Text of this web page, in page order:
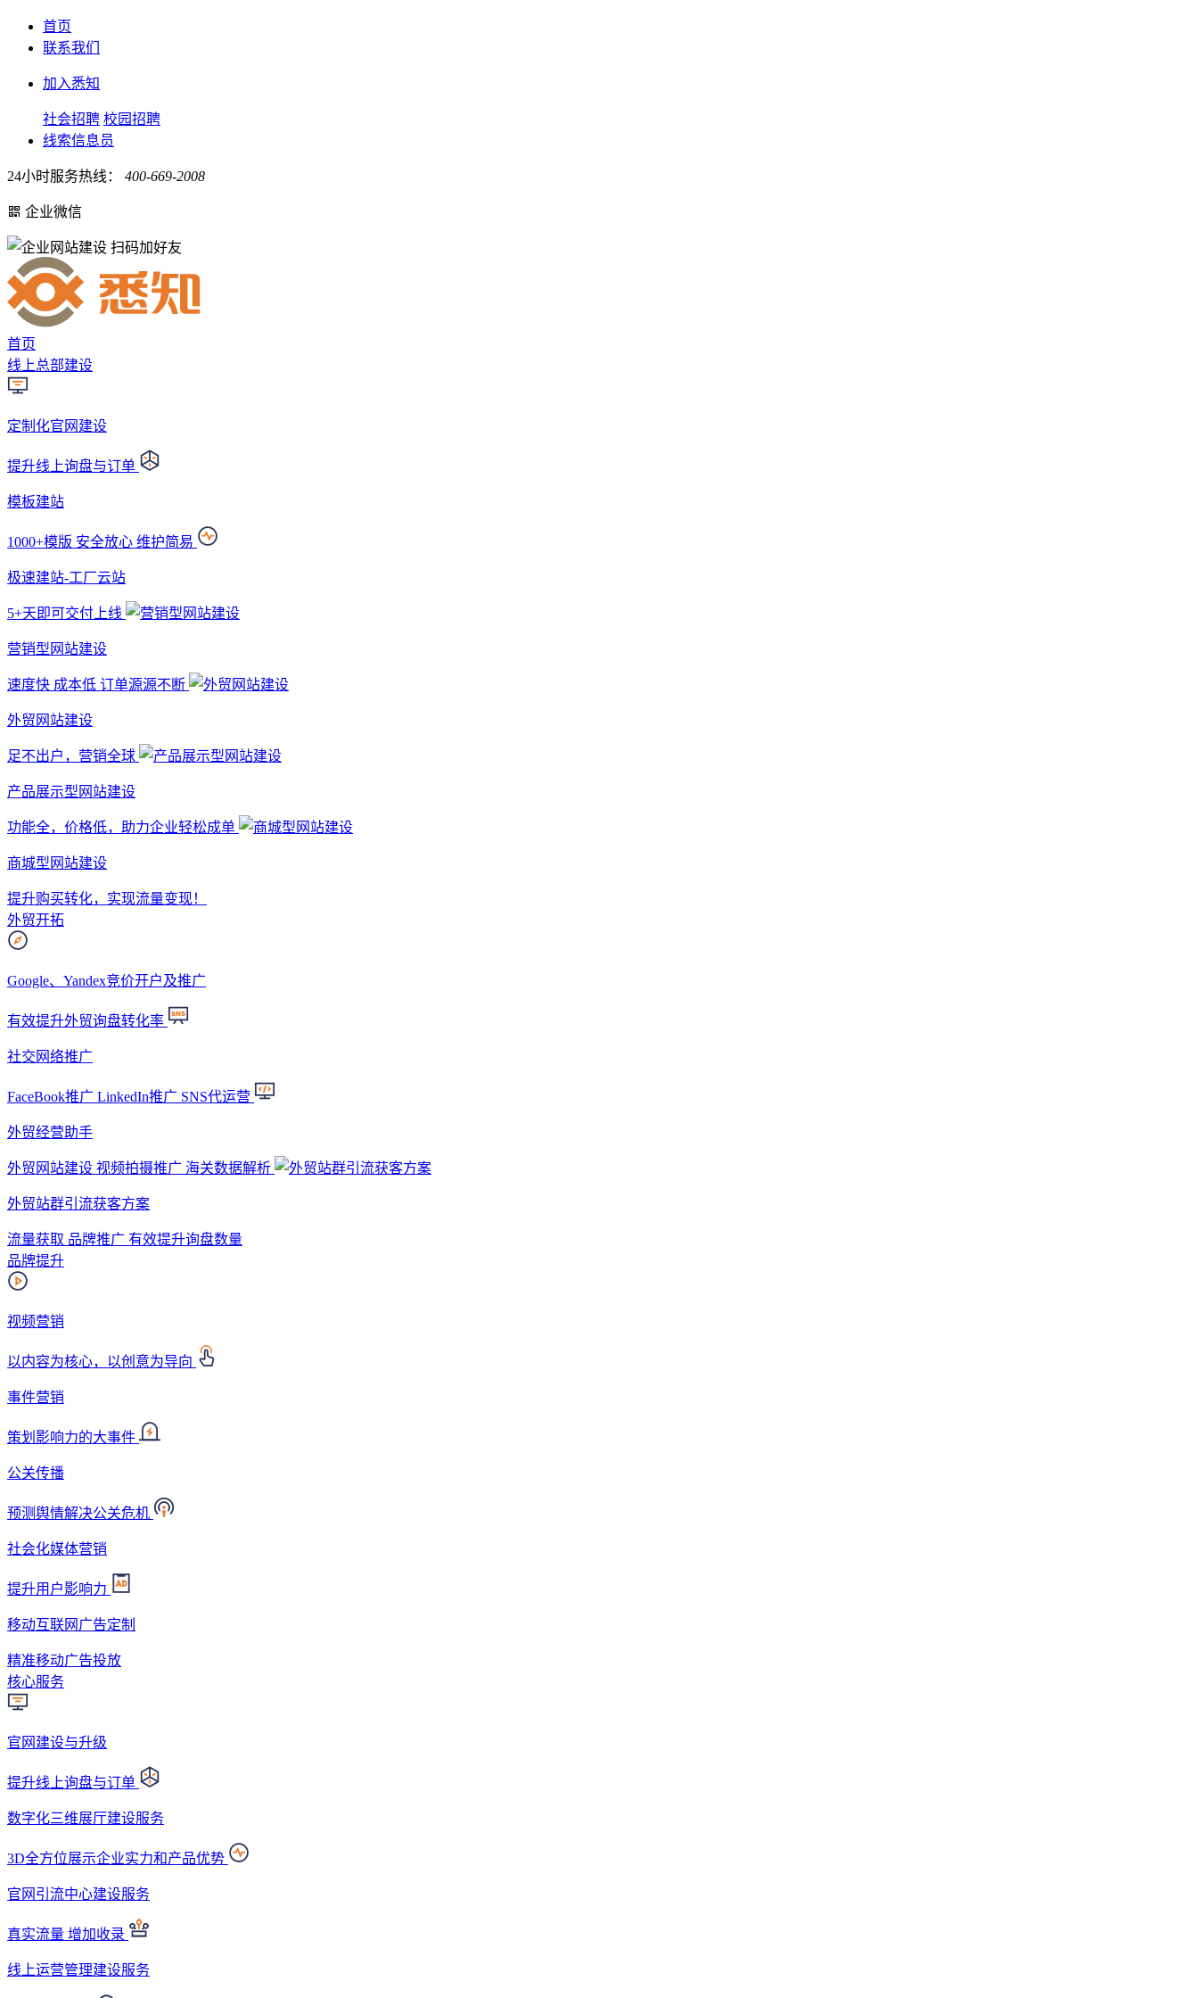
首页
联系我们
加入悉知
社会招聘 校园招聘
线索信息员
24小时服务热线： 400-669-2008
企业微信
扫码加好友
首页
线上总部建设
定制化官网建设
提升线上询盘与订单
模板建站
1000+模版 安全放心 维护简易
极速建站-工厂云站
5+天即可交付上线
营销型网站建设
速度快 成本低 订单源源不断
外贸网站建设
足不出户，营销全球
产品展示型网站建设
功能全，价格低，助力企业轻松成单
商城型网站建设
提升购买转化，实现流量变现！
外贸开拓
Google、Yandex竞价开户及推广
有效提升外贸询盘转化率
社交网络推广
FaceBook推广 LinkedIn推广 SNS代运营
外贸经营助手
外贸网站建设 视频拍摄推广 海关数据解析
外贸站群引流获客方案
流量获取 品牌推广 有效提升询盘数量
品牌提升
视频营销
以内容为核心，以创意为导向
事件营销
策划影响力的大事件
公关传播
预测舆情解决公关危机
社会化媒体营销
提升用户影响力
移动互联网广告定制
精准移动广告投放
核心服务
官网建设与升级
提升线上询盘与订单
数字化三维展厅建设服务
3D全方位展示企业实力和产品优势
官网引流中心建设服务
真实流量 增加收录
线上运营管理建设服务